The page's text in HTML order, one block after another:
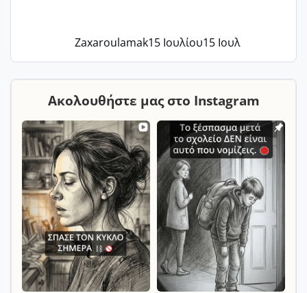
Zaxaroulamak15 Ιουλίου15 Ιουλ
Ακολουθήστε μας στο Instagram